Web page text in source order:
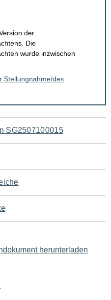
der
Die
wurde inzwischen
Stellungnahme/des
SG2507100015
herunterladen